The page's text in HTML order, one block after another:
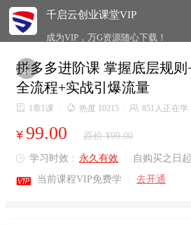
千启云创业课堂VIP
成为VIP，万G资源随心下载！

拼多多进阶课 掌握底层规
全流程+实战引爆流量
 1章1课  热度 10215  851人正在学
¥ 99.00 原价 ¥99.00
 学习时效 : 永久有效 自购买之日
 当前课程VIP免费学 去开通